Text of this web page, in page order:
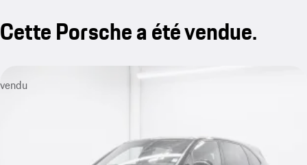
Cette Porsche a été vendue.
vendu